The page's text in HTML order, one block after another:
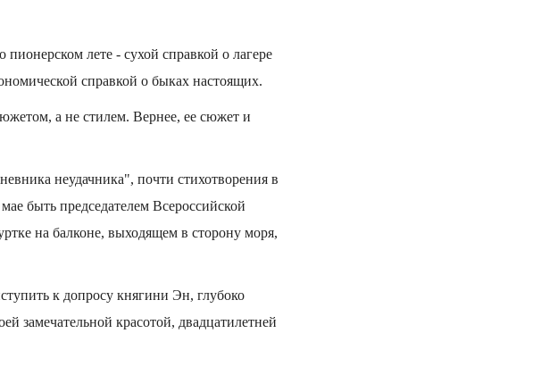
лете - сухой справкой о лагере
справкой о быках настоящих.
а не стилем. Вернее, ее сюжет и
неудачника", почти стихотворения в
быть председателем Всероссийской
на балконе, выходящем в сторону моря,
к допросу княгини Эн, глубоко
замечательной красотой, двадцатилетней